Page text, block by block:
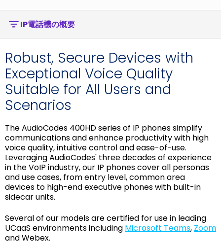
IP電話機の概要
Robust, Secure Devices with
Exceptional Voice Quality
Suitable for All Users and
Scenarios
The AudioCodes 400HD series of IP phones simplify
communications and enhance productivity with high
voice quality, intuitive control and ease-of-use.
Leveraging AudioCodes' three decades of experience
in the VoIP industry, our IP phones cover all personas
and use cases, from entry level, common area
devices to high-end executive phones with built-in
sidecar units.
Several of our models are certified for use in leading
UCaaS environments including Microsoft Teams, Zoom
and Webex.